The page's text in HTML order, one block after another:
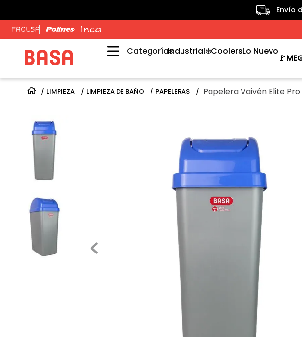
Envío
CategoríasIndustrial❄️CoolersLo Nuevo
LIMPIEZA LIMPIEZA DE BAÑO PAPELERAS Papelera Vaivén Elite Pro
TÉRMINOS MÁS
1.
taper
4.
tacho
tachos
escurridor
bclear
papelera
botella
caja conservadora